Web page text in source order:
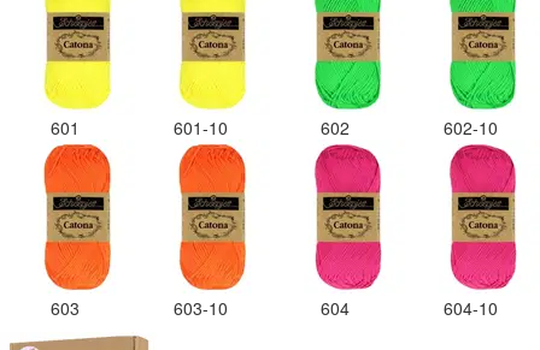
601 601-10 602 602-10
603 603-10 604 604-10